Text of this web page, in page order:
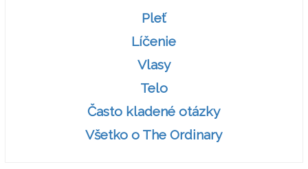
Pleť
Líčenie
Vlasy
Telo
Často kladené otázky
Všetko o The Ordinary